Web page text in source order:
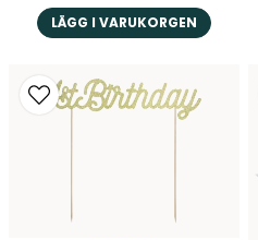
LÄGG I VARUKORGEN